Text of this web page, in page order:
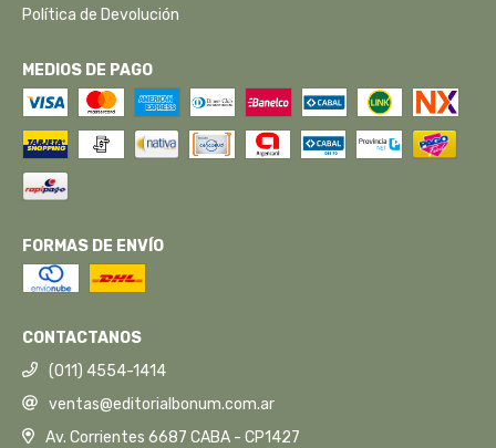
Política de Devolución
MEDIOS DE PAGO
FORMAS DE ENVÍO
CONTACTANOS
(011) 4554-1414
ventas@editorialbonum.com.ar
Av. Corrientes 6687 CABA - CP1427